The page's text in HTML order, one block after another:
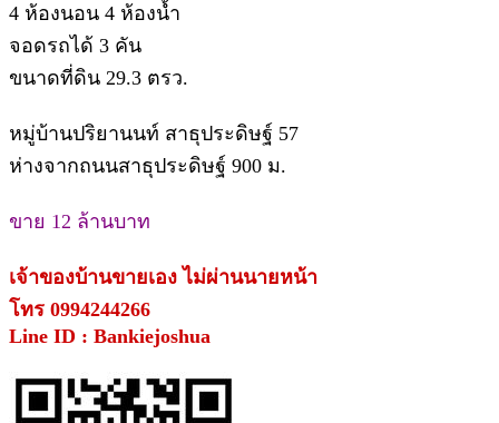
4 ห้องนอน 4 ห้องน้ำ
จอดรถได้ 3 คัน
ขนาดที่ดิน 29.3 ตรว.
หมู่บ้านปริยานนท์ สาธุประดิษฐ์ 57
ห่างจากถนนสาธุประดิษฐ์ 900 ม.
ขาย 12 ล้านบาท
เจ้าของบ้านขายเอง ไม่ผ่านนายหน้า
โทร 0994244266
Line ID : Bankiejoshua